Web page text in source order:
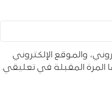
والموقع الإلكتروني
المرة المقبلة في تعليقي.